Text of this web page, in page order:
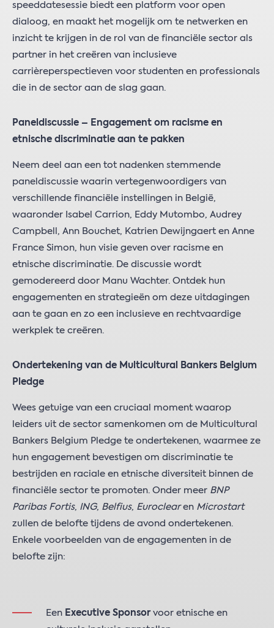
speeddatesessie biedt een platform voor open
dialoog, en maakt het mogelijk om te netwerken en
inzicht te krijgen in de rol van de financiële sector als
partner in het creëren van inclusieve
carrièreperspectieven voor studenten en professionals
die in de sector aan de slag gaan.
Paneldiscussie – Engagement om racisme en
etnische discriminatie aan te pakken
Neem deel aan een tot nadenken stemmende
paneldiscussie waarin vertegenwoordigers van
verschillende financiële instellingen in België,
waaronder Isabel Carrion, Eddy Mutombo, Audrey
Campbell, Ann Bouchet, Katrien Dewijngaert en Anne
France Simon, hun visie geven over racisme en
etnische discriminatie. De discussie wordt
gemodereerd door Manu Wachter. Ontdek hun
engagementen en strategieën om deze uitdagingen
aan te gaan en zo een inclusieve en rechtvaardige
werkplek te creëren.
Ondertekening van de Multicultural Bankers Belgium
Pledge
Wees getuige van een cruciaal moment waarop
leiders uit de sector samenkomen om de Multicultural
Bankers Belgium Pledge te ondertekenen, waarmee ze
hun engagement bevestigen om discriminatie te
bestrijden en raciale en etnische diversiteit binnen de
financiële sector te promoten. Onder meer BNP
Paribas Fortis, ING, Belfius, Euroclearen Microstart
zullen de belofte tijdens de avond ondertekenen.
Enkele voorbeelden van de engagementen in de
belofte zijn:
Een Executive Sponsor voor etnische en